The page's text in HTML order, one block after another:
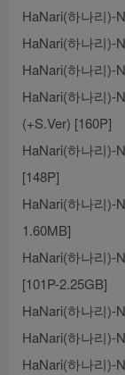
HaNari(하나리)-
HaNari(하나리)-
HaNari(하나리)-
HaNari(하나리)-
(+S.Ver) [160P]
HaNari(하나리)-
[148P]
HaNari(하나리)-
1.60MB]
HaNari(하나리)-
[101P-2.25GB]
HaNari(하나리)-
HaNari(하나리)-
HaNari(하나리)-